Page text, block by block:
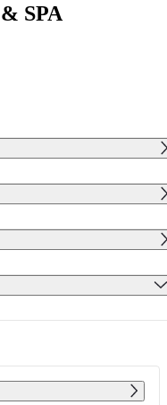
SPA
PÁ SO NE